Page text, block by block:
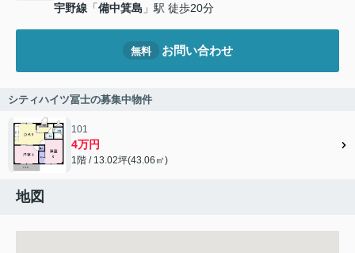
宇野線 「備中箕島 」駅 徒歩20分
無料 お問い合わせ
シティハイツ冨士の募集中物件
101
4万円
1階 / 13.02坪(43.06㎡)
地図